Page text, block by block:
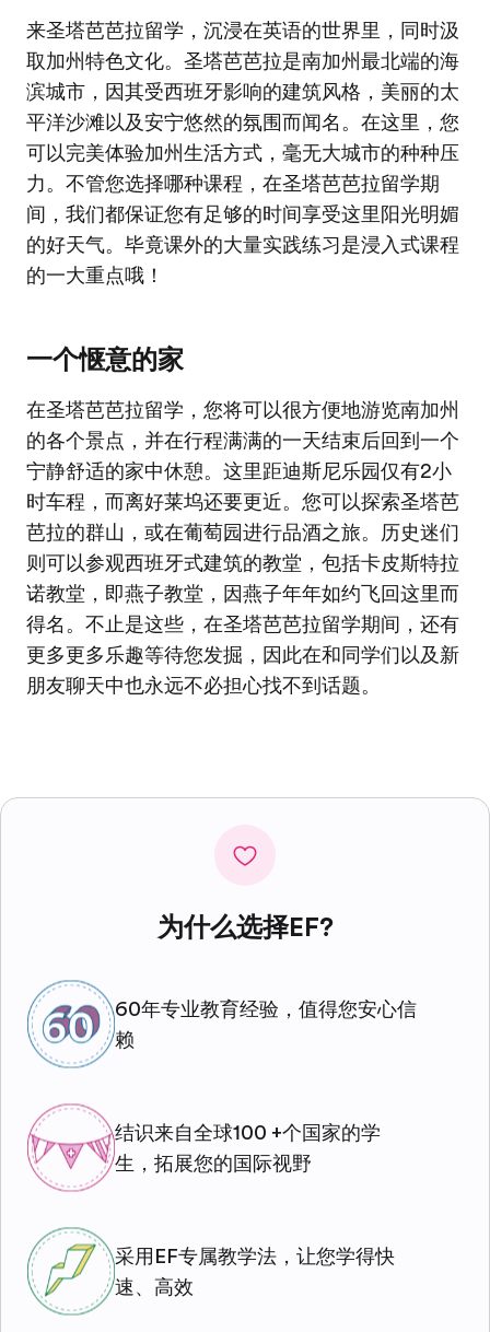
来圣塔芭芭拉留学，沉浸在英语的世界里，同时汲
取加州特色文化。圣塔芭芭拉是南加州最北端的海
滨城市，因其受西班牙影响的建筑风格，美丽的太
平洋沙滩以及安宁悠然的氛围而闻名。在这里，您
可以完美体验加州生活方式，毫无大城市的种种压
力。不管您选择哪种课程，在圣塔芭芭拉留学期
间，我们都保证您有足够的时间享受这里阳光明媚
的好天气。毕竟课外的大量实践练习是浸入式课程
的一大重点哦！
一个惬意的家
在圣塔芭芭拉留学，您将可以很方便地游览南加州
的各个景点，并在行程满满的一天结束后回到一个
宁静舒适的家中休憩。这里距迪斯尼乐园仅有2小
时车程，而离好莱坞还要更近。您可以探索圣塔芭
芭拉的群山，或在葡萄园进行品酒之旅。历史迷们
则可以参观西班牙式建筑的教堂，包括卡皮斯特拉
诺教堂，即燕子教堂，因燕子年年如约飞回这里而
得名。不止是这些，在圣塔芭芭拉留学期间，还有
更多更多乐趣等待您发掘，因此在和同学们以及新
朋友聊天中也永远不必担心找不到话题。
为什么选择EF?
60年专业教育经验，值得您安心信
赖
结识来自全球100 +个国家的学
生，拓展您的国际视野
采用EF专属教学法，让您学得快
速、高效